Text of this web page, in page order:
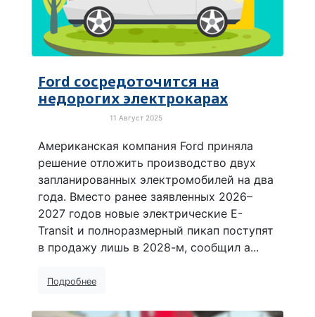
Ford сосредоточится на
недорогих электрокарах
11 Август 2025
Американская компания Ford приняла
решение отложить производство двух
запланированных электромобилей на два
года. Вместо ранее заявленных 2026–
2027 годов новые электрические E-
Transit и полноразмерный пикап поступят
в продажу лишь в 2028-м, сообщил а...
Подробнее